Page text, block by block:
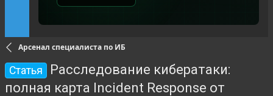
Арсенал специалиста по ИБ
Статья
Расследование кибератаки:
полная карта Incident Response от